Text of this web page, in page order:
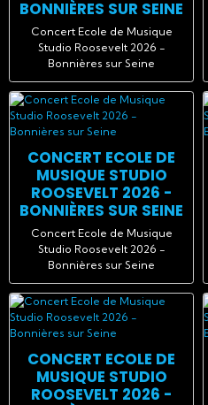
BONNIÈRES SUR SEINE
Concert Ecole de Musique
Studio Roosevelt 2026 -
Bonnières sur Seine
CONCERT ECOLE DE
MUSIQUE STUDIO
ROOSEVELT 2026 -
BONNIÈRES SUR SEINE
Concert Ecole de Musique
Studio Roosevelt 2026 -
Bonnières sur Seine
CONCERT ECOLE DE
MUSIQUE STUDIO
ROOSEVELT 2026 -